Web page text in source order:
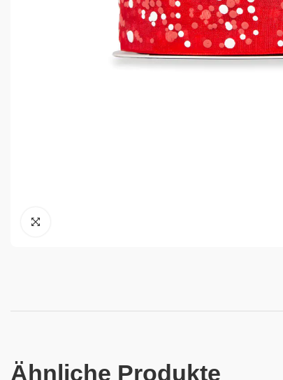
Ähnliche Produkte